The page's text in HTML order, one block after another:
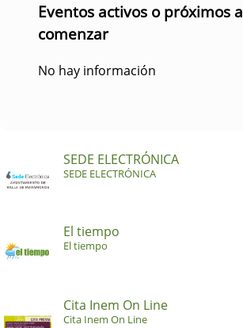
Eventos activos o próximos a
comenzar
No hay información
SEDE ELECTRÓNICA
SEDE ELECTRÓNICA
El tiempo
El tiempo
Cita Inem On Line
Cita Inem On Line